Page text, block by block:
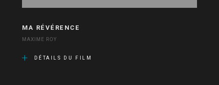
MA RÉVÉRENCE
MAXIME ROY
DÉTAILS DU FILM